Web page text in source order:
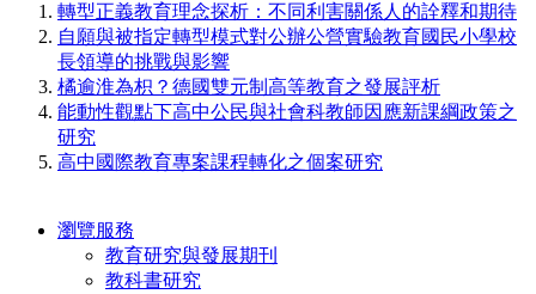
轉型正義教育理念探析：不同利害關係人的詮釋和期待
自願與被指定轉型模式對公辦公營實驗教育國民小學校
長領導的挑戰與影響
橘逾淮為枳？德國雙元制高等教育之發展評析
能動性觀點下高中公民與社會科教師因應新課綱政策之
研究
高中國際教育專案課程轉化之個案研究
瀏覽服務
教育研究與發展期刊
教科書研究